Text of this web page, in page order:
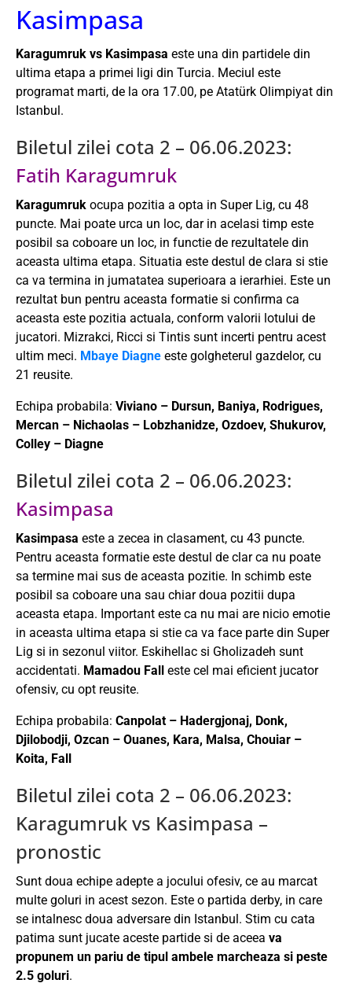
Kasimpasa
Karagumruk vs Kasimpasa este una din partidele din
ultima etapa a primei ligi din Turcia. Meciul este
programat marti, de la ora 17.00, pe Atatürk Olimpiyat din
Istanbul.
Biletul zilei cota 2 – 06.06.2023:
Fatih Karagumruk
Karagumruk ocupa pozitia a opta in Super Lig, cu 48
puncte. Mai poate urca un loc, dar in acelasi timp este
posibil sa coboare un loc, in functie de rezultatele din
aceasta ultima etapa. Situatia este destul de clara si stie
ca va termina in jumatatea superioara a ierarhiei. Este un
rezultat bun pentru aceasta formatie si confirma ca
aceasta este pozitia actuala, conform valorii lotului de
jucatori. Mizrakci, Ricci si Tintis sunt incerti pentru acest
ultim meci. Mbaye Diagne este golgheterul gazdelor, cu
21 reusite.
Echipa probabila: Viviano – Dursun, Baniya, Rodrigues,
Mercan – Nichaolas – Lobzhanidze, Ozdoev, Shukurov,
Colley – Diagne
Biletul zilei cota 2 – 06.06.2023:
Kasimpasa
Kasimpasa este a zecea in clasament, cu 43 puncte.
Pentru aceasta formatie este destul de clar ca nu poate
sa termine mai sus de aceasta pozitie. In schimb este
posibil sa coboare una sau chiar doua pozitii dupa
aceasta etapa. Important este ca nu mai are nicio emotie
in aceasta ultima etapa si stie ca va face parte din Super
Lig si in sezonul viitor. Eskihellac si Gholizadeh sunt
accidentati. Mamadou Fall
este cel mai eficient jucator
ofensiv, cu opt reusite.
Echipa probabila: Canpolat – Hadergjonaj, Donk,
Djilobodji, Ozcan – Ouanes, Kara, Malsa, Chouiar –
Koita, Fall
Biletul zilei cota 2 – 06.06.2023:
Karagumruk vs Kasimpasa –
pronostic
Sunt doua echipe adepte a jocului ofesiv, ce au marcat
multe goluri in acest sezon. Este o partida derby, in care
se intalnesc doua adversare din Istanbul. Stim cu cata
patima sunt jucate aceste partide si de aceea va
propunem un pariu de tipul ambele marcheaza si peste
2.5 goluri.